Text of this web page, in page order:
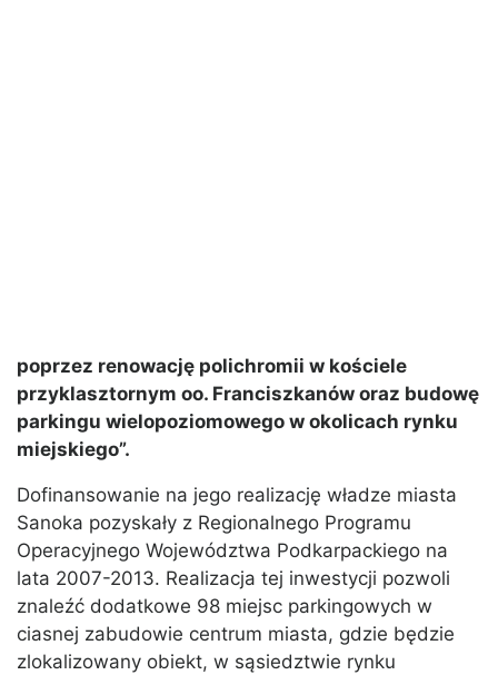
poprzez renowację polichromii w kościele
przyklasztornym oo. Franciszkanów oraz budowę
parkingu wielopoziomowego w okolicach rynku
miejskiego”.
Dofinansowanie na jego realizację władze miasta
Sanoka pozyskały z Regionalnego Programu
Operacyjnego Województwa Podkarpackiego na
lata 2007-2013. Realizacja tej inwestycji pozwoli
znaleźć dodatkowe 98 miejsc parkingowych w
ciasnej zabudowie centrum miasta, gdzie będzie
zlokalizowany obiekt, w sąsiedztwie rynku